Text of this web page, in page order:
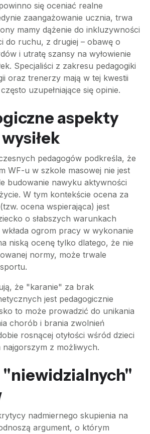
się oceniać realne
zaangażowanie ucznia, trwa
mamy dążenie do inkluzywności
do ruchu, z drugiej – obawę o
i utratę szansy na wyłowienie
Specjaliści z zakresu pedagogiki
oraz trenerzy mają w tej kwestii
uzupełniające się opinie.
aspekty
pedagogów podkreśla, że
WF-u w szkole masowej nie jest
budowanie nawyku aktywności
W tym kontekście ocena za
ocena wspierająca) jest
o słabszych warunkach
ogrom pracy w wykonanie
niską ocenę tylko dlatego, że nie
normy, może trwale
że "karanie" za brak
jest pedagogicznie
to może prowadzić do unikania
chorób i brania zwolnień
rosnącej otyłości wśród dzieci
najgorszym z możliwych.
nadmiernego skupienia na
argument, o którym